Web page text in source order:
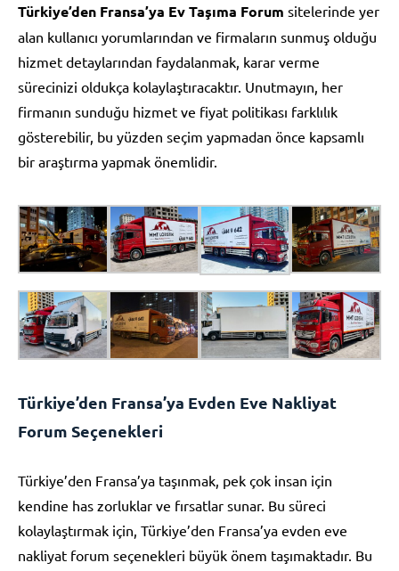
Türkiye’den Fransa’ya Ev Taşıma Forum sitelerinde yer
alan kullanıcı yorumlarından ve firmaların sunmuş olduğu
hizmet detaylarından faydalanmak, karar verme
sürecinizi oldukça kolaylaştıracaktır. Unutmayın, her
firmanın sunduğu hizmet ve fiyat politikası farklılık
gösterebilir, bu yüzden seçim yapmadan önce kapsamlı
bir araştırma yapmak önemlidir.
Türkiye’den Fransa’ya Evden Eve Nakliyat
Forum Seçenekleri
Türkiye’den Fransa’ya taşınmak, pek çok insan için
kendine has zorluklar ve fırsatlar sunar. Bu süreci
kolaylaştırmak için, Türkiye’den Fransa’ya evden eve
nakliyat forum seçenekleri büyük önem taşımaktadır. Bu